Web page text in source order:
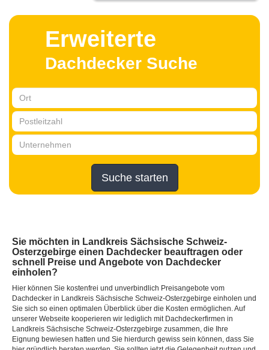
Erweiterte
Dachdecker Suche
Suche starten
Sie möchten in Landkreis Sächsische Schweiz-
Osterzgebirge einen Dachdecker beauftragen oder
schnell Preise und Angebote von Dachdecker
einholen?
Hier können Sie kostenfrei und unverbindlich Preisangebote vom
Dachdecker in Landkreis Sächsische Schweiz-Osterzgebirge einholen und
Sie sich so einen optimalen Überblick über die Kosten ermöglichen. Auf
unserer Webseite kooperieren wir lediglich mit Dachdeckerfirmen in
Landkreis Sächsische Schweiz-Osterzgebirge zusammen, die Ihre
Eignung bewiesen hatten und Sie hierdurch gewiss sein können, dass Sie